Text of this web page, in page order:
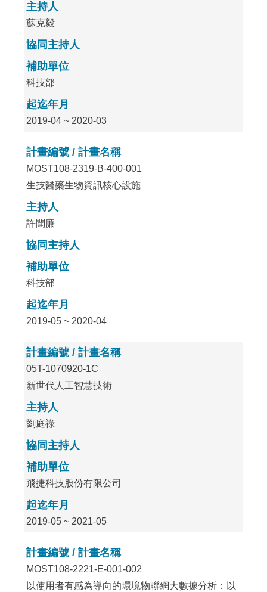
主持人
蘇克毅
協同主持人
補助單位
科技部
起迄年月
2019-04 ~ 2020-03
計畫編號 / 計畫名稱
MOST108-2319-B-400-001
生技醫藥生物資訊核心設施
主持人
許聞廉
協同主持人
補助單位
科技部
起迄年月
2019-05 ~ 2020-04
計畫編號 / 計畫名稱
05T-1070920-1C
新世代人工智慧技術
主持人
劉庭祿
協同主持人
補助單位
飛捷科技股份有限公司
起迄年月
2019-05 ~ 2021-05
計畫編號 / 計畫名稱
MOST108-2221-E-001-002
以使用者有感為導向的環境物聯網大數據分析：以